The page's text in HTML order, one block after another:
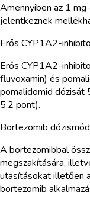
Amennyiben az 1
jelentkeznek
Erős CYP1A2-
Erős CYP1A2-
fluvoxamin) és
pomalidomid dózisát
5.2 pont).
Bortezomib
A bortezomibbal
megszakítására,
utasításokat illetően
bortezomib